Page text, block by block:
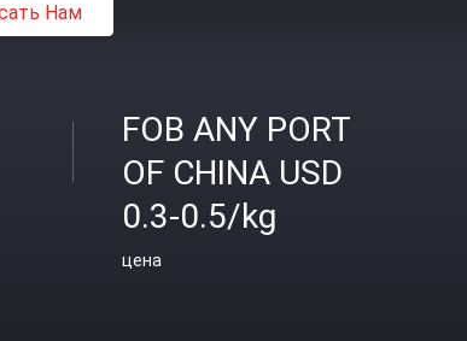
Нам
FOB ANY PORT
OF CHINA USD
0.3-0.5/kg
цена